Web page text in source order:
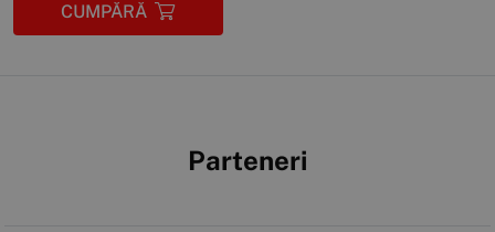
CUMPĂRĂ
Parteneri